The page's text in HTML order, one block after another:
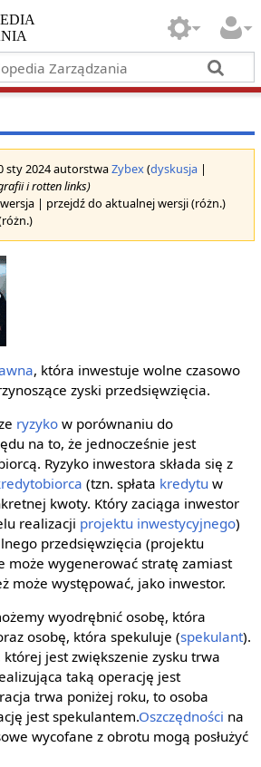
sty 2024 autorstwaZybex(dyskusja|
i rotten links)
| przejdź do aktualnej wersji (różn.)
, która inwestuje wolne czasowo
zyski przedsięwzięcia.
ryzykow porównaniu do
na to, że jednocześnie jest
Ryzyko inwestora składa się z
(tzn. spłata kredytu w
kwoty. Który zaciąga inwestor
realizacji projektu inwestycyjnego)
przedsięwzięcia (projektu
może wygenerować stratę zamiast
może występować, jako inwestor.
wyodrębnić osobę, która
osobę, która spekuluje (spekulant).
której jest zwiększenie zysku trwa
taką operację jest
trwa poniżej roku, to osoba
jest spekulantem.Oszczędności na
wycofane z obrotu mogą posłużyć